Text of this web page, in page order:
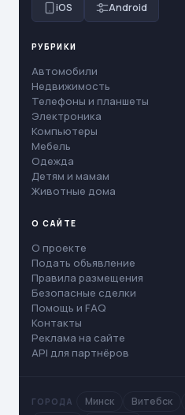
iOS Android
РУБРИКИ
Автомобили
Недвижимость
Телефоны и планшеты
Электроника
Компьютеры
Мебель
Одежда
Детям и мамам
Животные дома
О САЙТЕ
О проекте
Подать объявление
Правила размещения
Безопасные сделки
Помощь и FAQ
Контакты
Реклама на сайте
API для партнёров
ГОРОДА Минск Витебск